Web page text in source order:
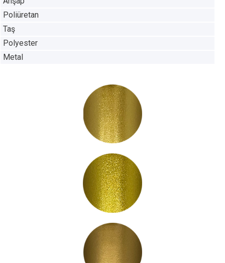
Poliüretan
Taş
Polyester
Metal
LC3000
LC3001
LC3002